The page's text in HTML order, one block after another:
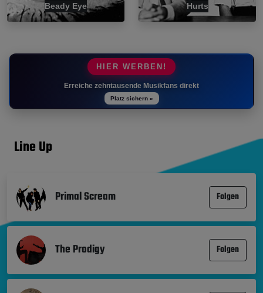
Beady Eye Hurts
HIER WERBEN!
Erreiche zehntausende Musikfans direkt
Platz sichern »
Line Up
Primal Scream Folgen
The Prodigy Folgen